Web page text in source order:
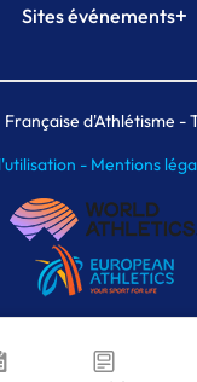
Plateforme Formation
Sites événements+
Meeting de Paris indoor
MAIF Ekiden de Paris
d'Athlétisme -
- Mentions